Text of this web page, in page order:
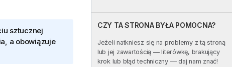
CZY TA STRONA BYŁA POMOCNA?
Jeżeli natkniesz się na problemy z tą stroną
lub jej zawartością — literówkę, brakujący
krok lub błąd techniczny — daj nam znać!
sztucznej
a obowiązuje